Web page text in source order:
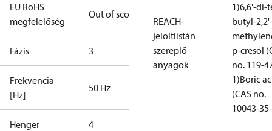
EU RoHS
megfelelőség
Out of scope
Fázis 3
Frekvencia
[Hz]
50 Hz
Henger 4
REACH-
jelöltlistán
szereplő
anyagok
1)6,6'-di-
butyl-2,2'-
p-cresol
no. 119-
1)Boric
(CAS no.
10043-